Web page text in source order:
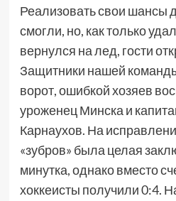
Реализовать свои шансы
смогли, но, как только
вернулся на лед, гости
Защитники нашей
ворот, ошибкой хозяев
уроженец Минска и
Карнаухов. На
«зубров» была целая
минутка, однако вместо
хоккеисты получили 0:4.